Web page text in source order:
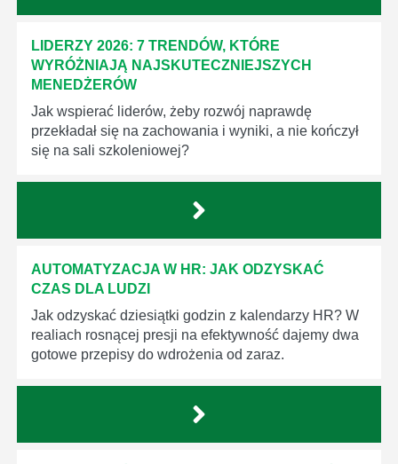
LIDERZY 2026: 7 TRENDÓW, KTÓRE
WYRÓŻNIAJĄ NAJSKUTECZNIEJSZYCH
MENEDŻERÓW
Jak wspierać liderów, żeby rozwój naprawdę
przekładał się na zachowania i wyniki, a nie kończył
się na sali szkoleniowej?
AUTOMATYZACJA W HR: JAK ODZYSKAĆ
CZAS DLA LUDZI
Jak odzyskać dziesiątki godzin z kalendarzy HR? W
realiach rosnącej presji na efektywność dajemy dwa
gotowe przepisy do wdrożenia od zaraz.